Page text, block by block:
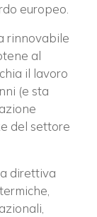
europeo.
rinnovabile
al
il lavoro
(e sta
del settore
direttiva